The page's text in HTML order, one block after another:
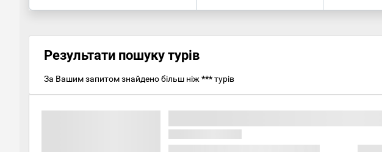
Результати пошуку турів
За Вашим запитом знайдено більш ніж ***турів